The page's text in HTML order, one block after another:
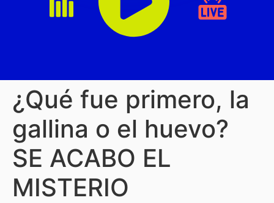
¿Qué fue primero, la
gallina o el huevo?
SE ACABO EL
MISTERIO